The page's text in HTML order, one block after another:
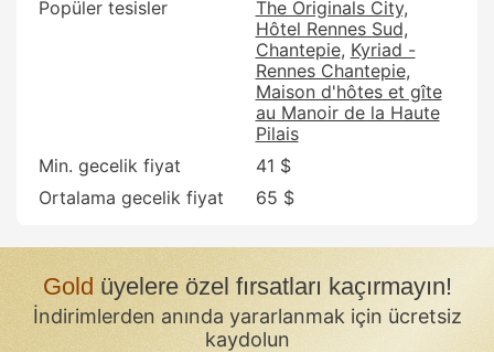
Popüler tesisler
The Originals City,
Hôtel Rennes Sud,
Chantepie Kyriad -
Rennes Chantepie
Maison d'hôtes et gîte
au Manoir de la Haute
Pilais
Min. gecelik fiyat
41 $
Ortalama gecelik fiyat
65 $
Goldüyelere özel fırsatları kaçırmayın!
İndirimlerden anında yararlanmak için ücretsiz
kaydolun